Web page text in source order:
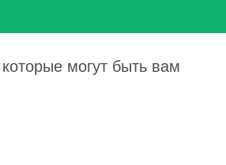
могут быть вам